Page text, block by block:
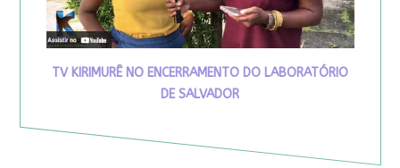
TV KIRIMURÊ NO ENCERRAMENTO DO LABORATÓRIO
DE SALVADOR